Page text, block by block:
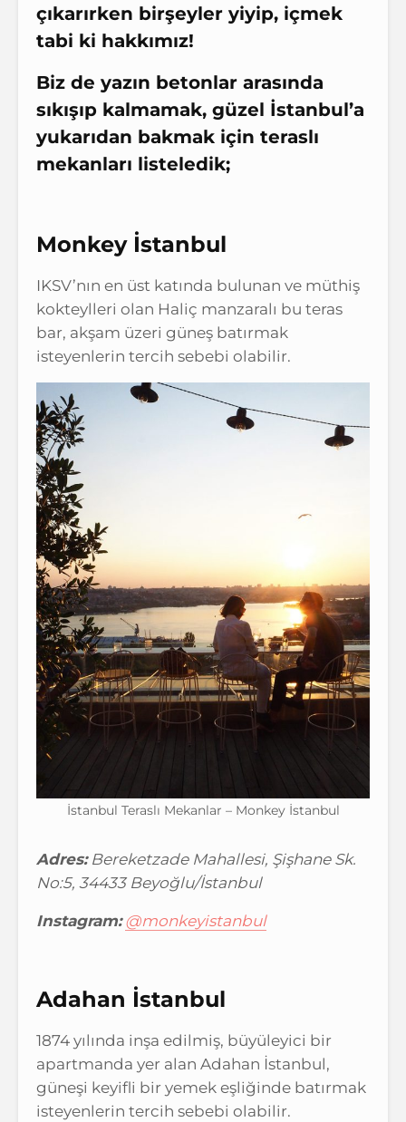
çıkarırken birşeyler yiyip, içmek
tabi ki hakkımız!
Biz de yazın betonlar arasında
sıkışıp kalmamak, güzel İstanbul’a
yukarıdan bakmak için teraslı
mekanları listeledik;
Monkey İstanbul
IKSV’nın en üst katında bulunan ve müthiş
kokteylleri olan Haliç manzaralı bu teras
bar, akşam üzeri güneş batırmak
isteyenlerin tercih sebebi olabilir.
İstanbul Teraslı Mekanlar – Monkey İstanbul
Adres:Bereketzade Mahallesi, Şişhane Sk.
No:5, 34433 Beyoğlu/İstanbul
Instagram: @monkeyistanbul
Adahan İstanbul
1874 yılında inşa edilmiş, büyüleyici bir
apartmanda yer alan Adahan İstanbul,
güneşi keyifli bir yemek eşliğinde batırmak
isteyenlerin tercih sebebi olabilir.